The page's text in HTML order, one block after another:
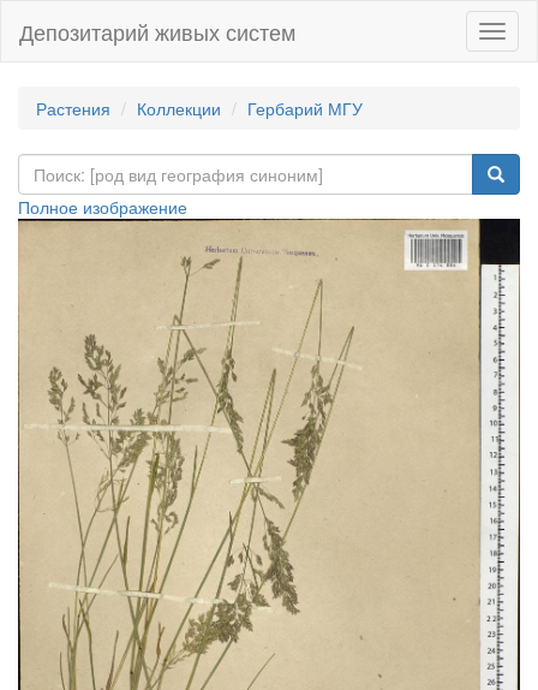
Депозитарий живых систем
Растения Коллекции Гербарий МГУ
Полное изображение